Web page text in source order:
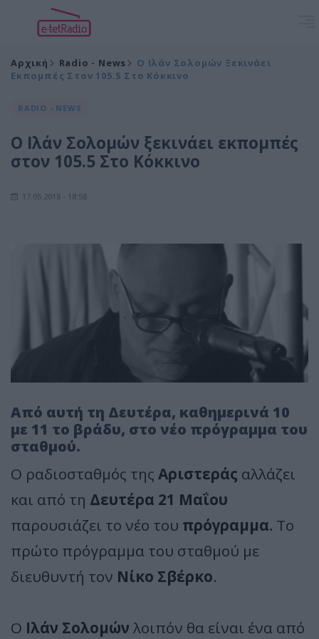
Αρχική Radio - News
Ο Ιλάν Σολομών Ξεκινάει
Εκπομπές Στον 105.5 Στο Κόκκινο
RADIO - NEWS
Ο Ιλάν Σολομών ξεκινάει εκπομπές
στον 105.5 Στο Κόκκινο
17.05.2018 - 18:58
Από αυτή τη Δευτέρα, καθημερινά 10
με 11 το βράδυ, στο νέο πρόγραμμα του
σταθμού.
Ο ραδιοσταθμός της Αριστεράς αλλάζει
και από τη Δευτέρα 21 Μαΐου
παρουσιάζει το νέο του πρόγραμμα. Το
πρώτο πρόγραμμα του σταθμού με
διευθυντή τον Νίκο Σβέρκο.
Ο Ιλάν Σολομών λοιπόν θα είναι ένα από